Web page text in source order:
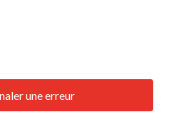
une erreur